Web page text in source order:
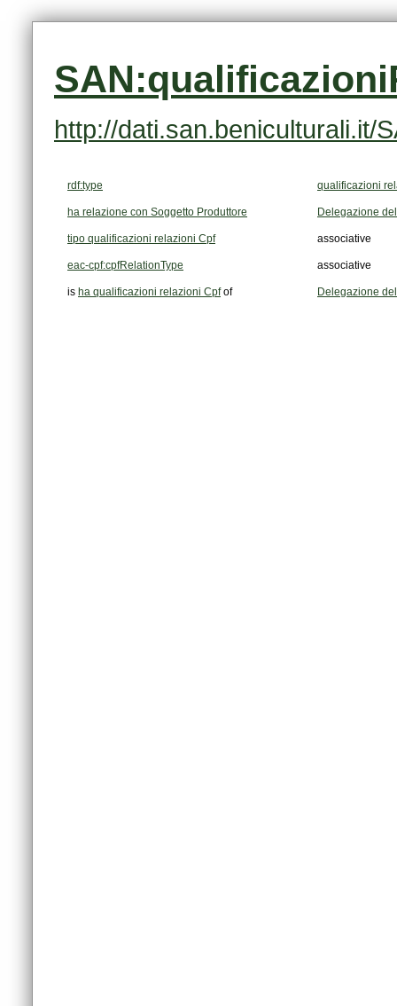
http://dati.san.beniculturali.it/
rdf:type qualificazioni
ha relazione con Soggetto Produttore Delegazione
tipo qualificazioni relazioni Cpf associative
eac-cpf:cpfRelationType associative
is ha qualificazioni relazioni Cpfof Delegazione